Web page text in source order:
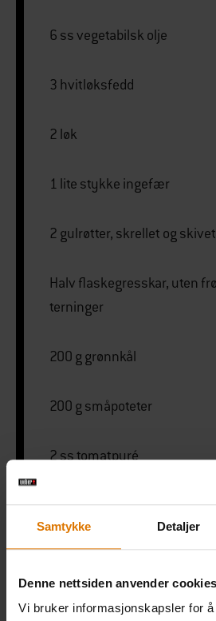
Samtykke Detaljer
Denne nettsiden anvender cookies
Vi bruker informasjonskapsler for
6 ss vegetabilsk olje
3 hvitløksfedd
2 løk
1 lite stykke ingefær
2 gulrøtter, skrellet og skivet
Halv flaskegresskar, uten
terninger
200 g grønnkål
200 g småpoteter
2 ss tomatpuré
1 liter storfekjøttkraft
200 ml siktet tomatsaus
2 ss mel